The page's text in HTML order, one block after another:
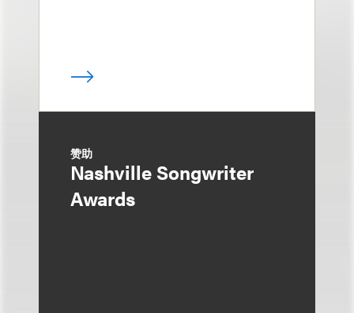
赞助
Nashville Songwriter
Awards